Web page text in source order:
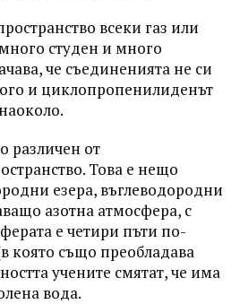
всеки газ или
студен и много
че съединенията не си
и циклопропенилиденът
различен от
Това е нещо
езера, въглеводородни
азотна атмосфера, с
е четири пъти по-
която също преобладава
учените смятат, че има
вода.